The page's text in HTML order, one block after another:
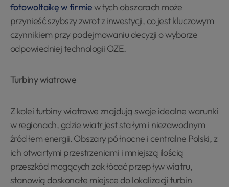
fotowoltaikę w firmie w tych obszarach może
przynieść szybszy zwrot z inwestycji, co jest kluczowym
czynnikiem przy podejmowaniu decyzji o wyborze
odpowiedniej technologii OZE.
Turbiny wiatrowe
Z kolei turbiny wiatrowe znajdują swoje idealne warunki
w regionach, gdzie wiatr jest stałym i niezawodnym
źródłem energii. Obszary północne i centralne Polski, z
ich otwartymi przestrzeniami i mniejszą ilością
przeszkód mogących zakłócać przepływ wiatru,
stanowią doskonałe miejsce do lokalizacji turbin